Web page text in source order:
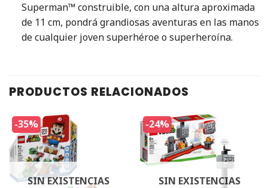
Superman™ construible, con una altura aproximada
de 11 cm, pondrá grandiosas aventuras en las manos
de cualquier joven superhéroe o superheroína.
PRODUCTOS RELACIONADOS
-35%
SIN EXISTENCIAS
-24%
SIN EXISTENCIAS